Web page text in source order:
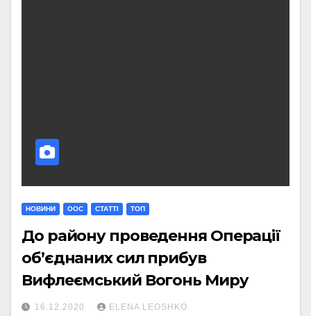
НОВИНИ ООС СТАТТI ТОП
До району проведення Операції
об’єднаних сил прибув
Вифлеємський Вогонь Миру
16.12.2020 ELENA LEOSHKO